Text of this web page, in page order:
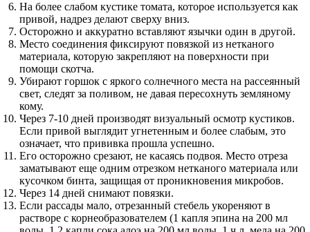
На более слабом кустике томата, которое используется как
привой, надрез делают сверху вниз.
Осторожно и аккуратно вставляют язычки один в другой.
Место соединения фиксируют повязкой из нетканого
материала, которую закрепляют на поверхности при
помощи скотча.
Убирают горшок с яркого солнечного места на рассеянный
свет, следят за поливом, не давая пересохнуть земляному
кому.
Через 7-10 дней производят визуальный осмотр кустиков.
Если привой выглядит угнетенным и более слабым, это
означает, что прививка прошла успешно.
Его осторожно срезают, не касаясь подвоя. Место отреза
заматывают еще одним отрезком нетканого материала или
кусочком бинта, защищая от проникновения микробов.
Через 14 дней снимают повязки.
Если рассады мало, отрезанный стебель укореняют в
растворе с корнеобразователем (1 капля эпина на 200 мл